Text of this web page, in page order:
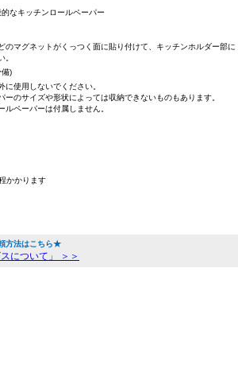
なキッチンロールペーパー
のマグネットがくっつく面に貼り付けて、キッチンホルダー部に
。
備)
に使用しないでください。
ーのサイズや形状によっては収納できないものもあります。
ルペーパーは付属しません。
かかります
方法はこちら★
について」 ＞＞